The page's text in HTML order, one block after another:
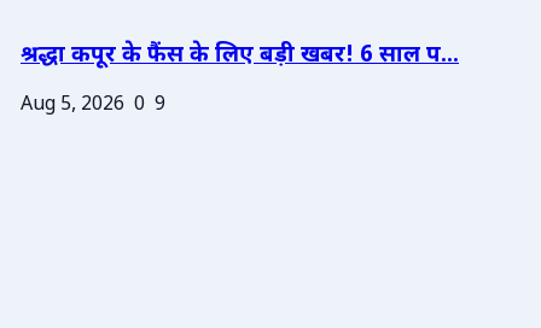
श्रद्धा कपूर के फैंस के लिए बड़ी खबर! 6 साल प...
Aug 5, 2026 0 9